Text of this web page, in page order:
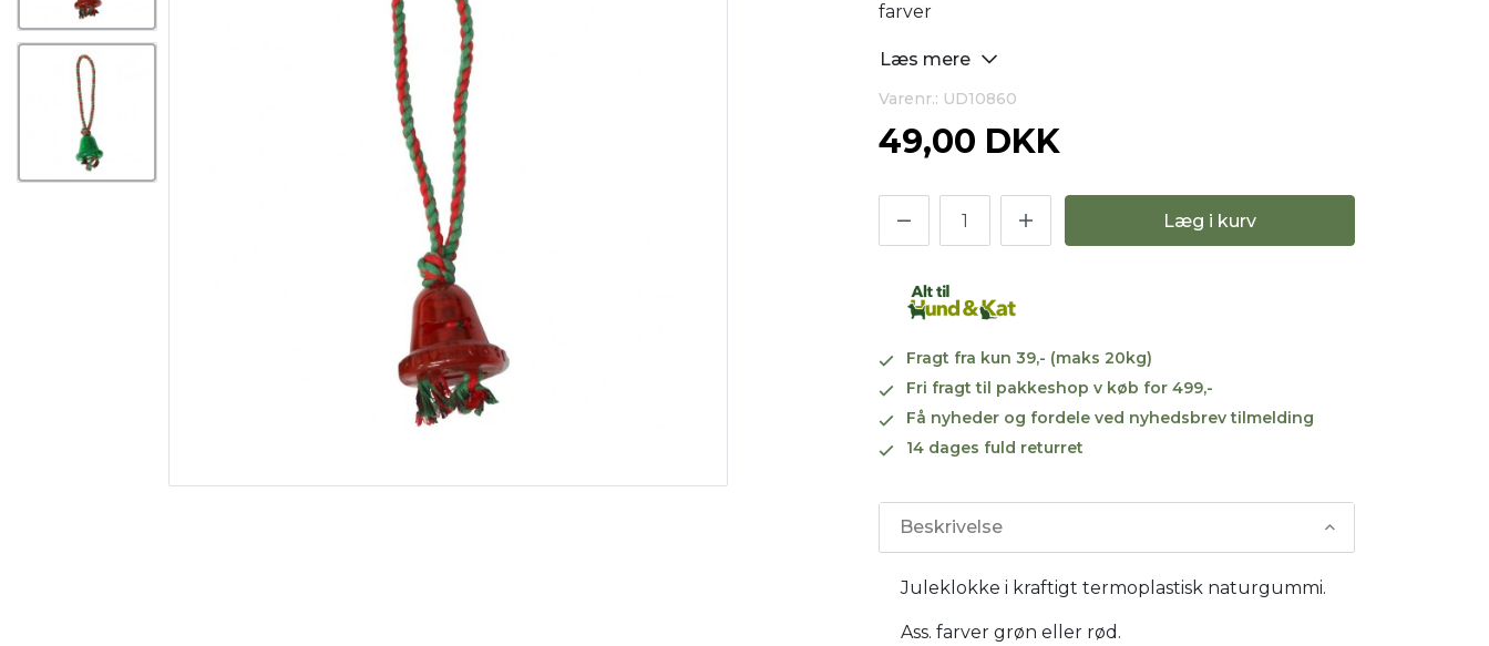
farver
Læs mere
Varenr.: UD10860
49,00 DKK
Læg i kurv
Fragt fra kun 39,- (maks 20kg)
Fri fragt til pakkeshop v køb for 499,-
Få nyheder og fordele ved nyhedsbrev tilmelding
14 dages fuld returret
Beskrivelse
Juleklokke i kraftigt termoplastisk naturgummi.
Ass. farver grøn eller rød.